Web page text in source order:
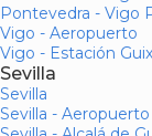
Pontevedra - Vigo
Vigo - Aeropuerto
Vigo - Estación
Sevilla
Sevilla
Sevilla - Aeropuerto